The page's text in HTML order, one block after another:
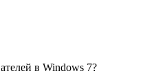
в Windows 7?